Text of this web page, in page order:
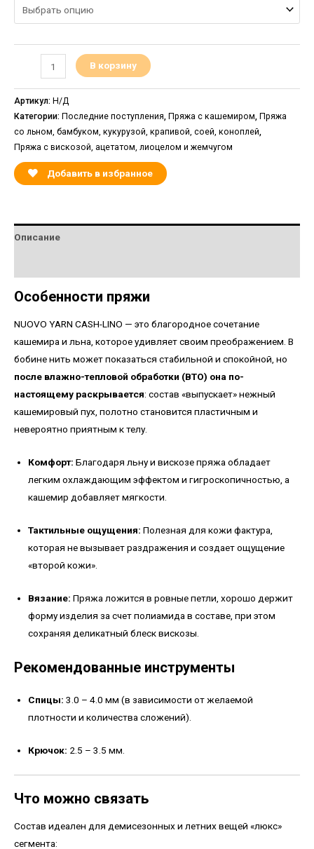
В корзину
Артикул: Н/Д
Категории: Последние поступления, Пряжа с кашемиром, Пряжа
со льном, бамбуком, кукурузой, крапивой, соей, коноплей,
Пряжа с вискозой, ацетатом, лиоцелом и жемчугом
Добавить в избранное
Описание
Особенности пряжи
NUOVO YARN CASH-LINO — это благородное сочетание
кашемира и льна, которое удивляет своим преображением. В
бобине нить может показаться стабильной и спокойной, но
после влажно-тепловой обработки (ВТО) она по-
настоящему раскрывается: состав «выпускает» нежный
кашемировый пух, полотно становится пластичным и
невероятно приятным к телу.
Комфорт: Благодаря льну и вискозе пряжа обладает
легким охлаждающим эффектом и гигроскопичностью, а
кашемир добавляет мягкости.
Тактильные ощущения: Полезная для кожи фактура,
которая не вызывает раздражения и создает ощущение
«второй кожи».
Вязание: Пряжа ложится в ровные петли, хорошо держит
форму изделия за счет полиамида в составе, при этом
сохраняя деликатный блеск вискозы.
Рекомендованные инструменты
Спицы: 3.0 – 4.0 мм (в зависимости от желаемой
плотности и количества сложений).
Крючок: 2.5 – 3.5 мм.
Что можно связать
Состав идеален для демисезонных и летних вещей «люкс»
сегмента: